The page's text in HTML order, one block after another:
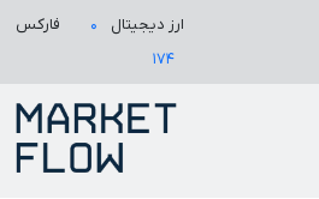
ارز دیجیتال ۰
فارکس
۱۷۴